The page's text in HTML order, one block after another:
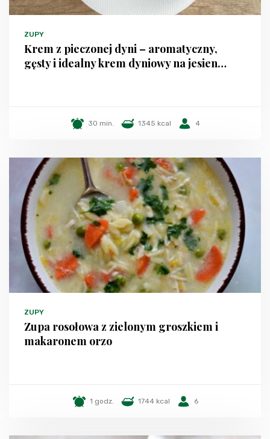
ZUPY
Krem z pieczonej dyni – aromatyczny,
gęsty i idealny krem dyniowy na jesien…
30 min. 1345 kcal 4
ZUPY
Zupa rosołowa z zielonym groszkiem i
makaronem orzo
1 godz. 1744 kcal 6